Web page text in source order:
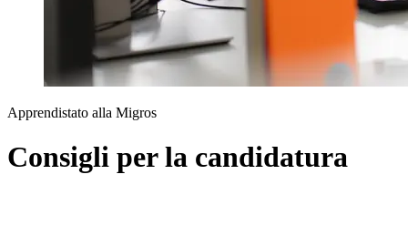
Apprendistato alla Migros
Consigli per la candidatura